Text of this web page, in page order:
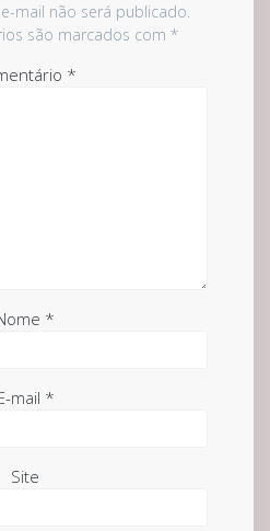
mail não será publicado.
são marcados com *
*
*
mail *
Site